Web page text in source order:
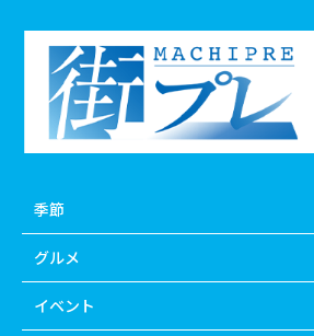
季節
グルメ
イベント